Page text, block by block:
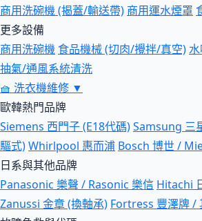
商用洗碗機 (揭蓋/輸送帶) 商用運水煙罩
更多設備
商用洗碗機 食品機械 (切肉/攪拌/真空)
抽氣/通風系統清洗
🧺 洗衣機維修 ▼
歐韓熱門品牌
Siemens 西門子 (E18代碼)Samsung 三
驅式)Whirlpool 惠而浦 Bosch 博世 /
日系與其他品牌
Panasonic 樂聲 / Rasonic 樂信 Hitachi
Zanussi 金章 (換軸承) Fortress 豐澤牌 /